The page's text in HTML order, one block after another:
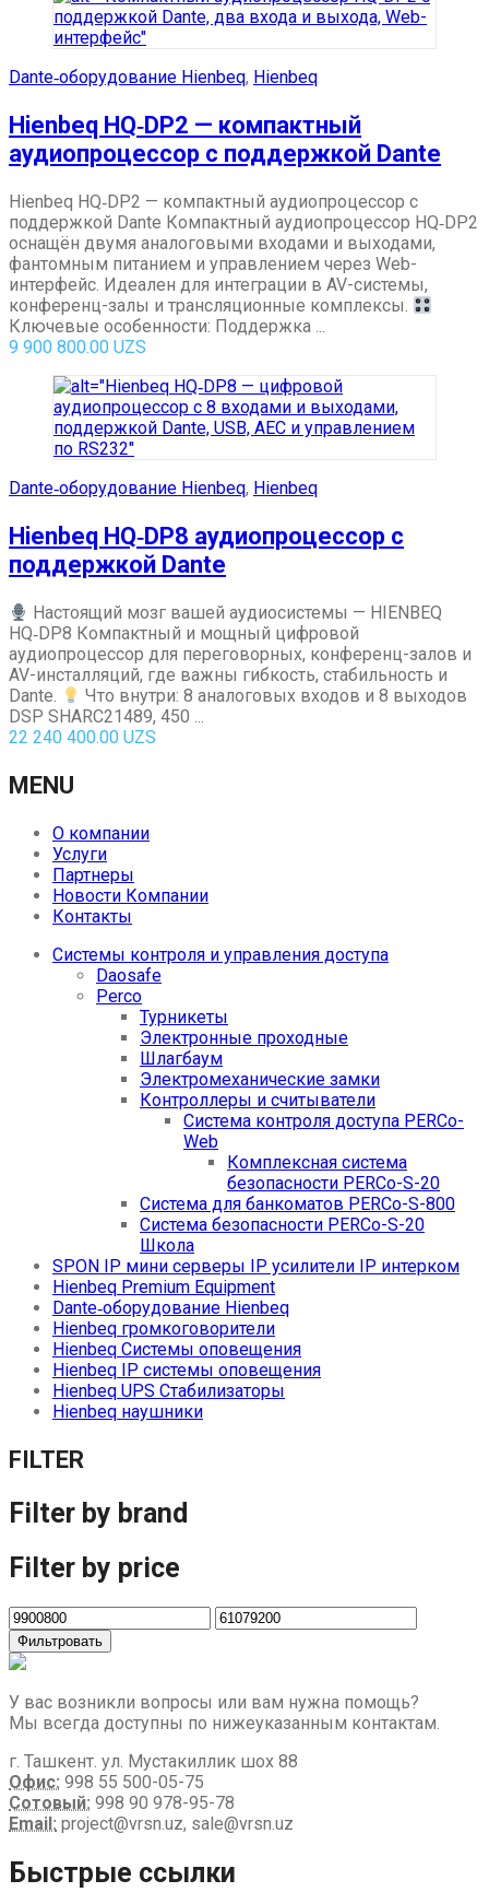
Dante‑оборудование Hienbeq, Hienbeq
Hienbeq HQ‑DP2 — компактный
аудиопроцессор с поддержкой Dante
Hienbeq HQ‑DP2 — компактный аудиопроцессор с
поддержкой Dante Компактный аудиопроцессор HQ‑DP2
оснащён двумя аналоговыми входами и выходами,
фантомным питанием и управлением через Web-
интерфейс. Идеален для интеграции в AV-системы,
конференц-залы и трансляционные комплексы.
Ключевые особенности: Поддержка ...
9 900 800.00 UZS
Dante‑оборудование Hienbeq, Hienbeq
Hienbeq HQ‑DP8 аудиопроцессор с
поддержкой Dante
Настоящий мозг вашей аудиосистемы — HIENBEQ
HQ‑DP8 Компактный и мощный цифровой
аудиопроцессор для переговорных, конференц-залов и
AV-инсталляций, где важны гибкость, стабильность и
Dante.
Что внутри: 8 аналоговых входов и 8 выходов
DSP SHARC21489, 450 ...
22 240 400.00 UZS
MENU
О компании
Услуги
Партнеры
Новости Компании
Контакты
Системы контроля и управления доступа
Daosafe
Perco
Турникеты
Электронные проходные
Шлагбаум
Электромеханические замки
Контроллеры и считыватели
Система контроля доступа PERCo-
Web
Комплексная система
безопасности PERCo-S-20
Система для банкоматов PERCo-S-800
Система безопасности PERCo-S-20
Школа
SPON IP мини серверы IP усилители IP интерком
Hienbeq Premium Equipment
Dante‑оборудование Hienbeq
Hienbeq громкоговорители
Hienbeq Системы оповещения
Hienbeq IP системы оповещения
Hienbeq UPS Стабилизаторы
Hienbeq наушники
FILTER
Filter by brand
Filter by price
Фильтровать
У вас возникли вопросы или вам нужна помощь?
Мы всегда доступны по нижеуказанным контактам.
г. Ташкент. ул. Мустакиллик шох 88
Офис: 998 55 500-05-75
Сотовый: 998 90 978-95-78
Email: project@vrsn.uz, sale@vrsn.uz
Быстрые ссылки